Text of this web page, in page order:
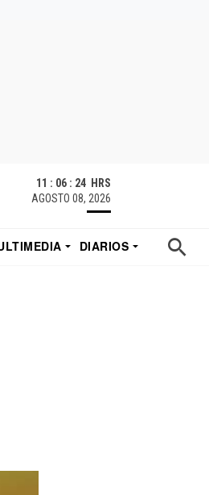
11 : 06 : 25 HRS
AGOSTO 08, 2026
DIARIOS